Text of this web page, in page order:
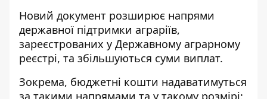
Новий документ розширює напрями
державної підтримки аграріїв,
зареєстрованих у Державному аграрному
реєстрі, та збільшуються суми виплат.
Зокрема, бюджетні кошти надаватимуться